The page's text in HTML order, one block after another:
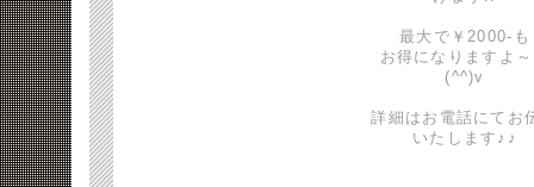
最大で￥2000-も
お得になりますよ
(^^)v
詳細はお電話にてお
いたします♪♪